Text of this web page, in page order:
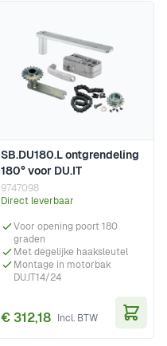
SB.DU180.L ontgrendeling
180° voor DU.IT
9747098
Direct leverbaar
Voor opening poort 180
graden
Met degelijke haaksleutel
Montage in motorbak
DU.IT14/24
€ 312,18